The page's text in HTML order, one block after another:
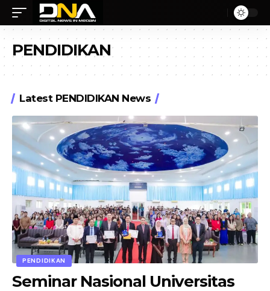
PENDIDIKAN
Latest PENDIDIKAN News
PENDIDIKAN
Seminar Nasional Universitas